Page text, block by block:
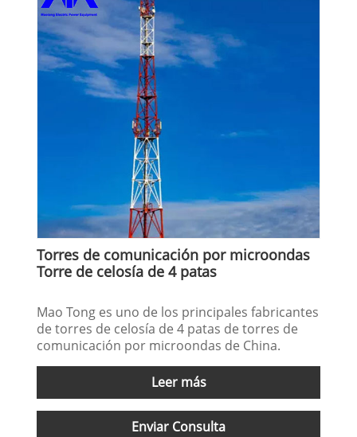
Torres de comunicación por microondas
Torre de celosía de 4 patas
Mao Tong es uno de los principales fabricantes
de torres de celosía de 4 patas de torres de
comunicación por microondas de China.
Leer más
Enviar Consulta